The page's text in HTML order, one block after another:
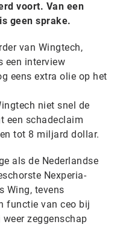
voort. Van een
geen sprake.
van Wingtech,
een interview
eens extra olie op het
niet snel de
een schadeclaim
tot 8 miljard dollar.
als de Nederlandse
Nexperia-
Wing, tevens
functie van ceo bij
zeggenschap